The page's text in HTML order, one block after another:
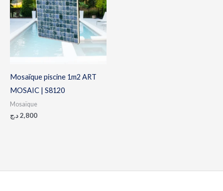
Mosaïque piscine 1m2 ART
MOSAIC | S8120
Mosaïque
2,800د.ج